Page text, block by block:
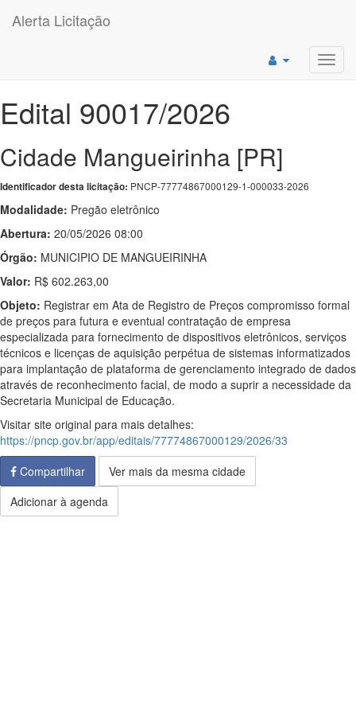
Alerta Licitação
Edital 90017/2026
Cidade Mangueirinha [PR]
Identificador desta licitação: PNCP-77774867000129-1-000033-2026
Modalidade: Pregão eletrônico
Abertura: 20/05/2026 08:00
Órgão: MUNICIPIO DE MANGUEIRINHA
Valor: R$ 602.263,00
Objeto: Registrar em Ata de Registro de Preços compromisso formal
de preços para futura e eventual contratação de empresa
especializada para fornecimento de dispositivos eletrônicos, serviços
técnicos e licenças de aquisição perpétua de sistemas informatizados
para implantação de plataforma de gerenciamento integrado de dados
através de reconhecimento facial, de modo a suprir a necessidade da
Secretaria Municipal de Educação.
Visitar site original para mais detalhes:
https://pncp.gov.br/app/editais/77774867000129/2026/33
Compartilhar
Ver mais da mesma cidade
Adicionar à agenda